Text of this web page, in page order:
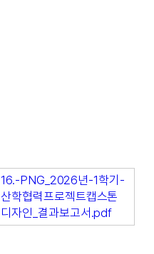
16.-PNG_2026년-1학기-
산학협력프로젝트캡스톤
디자인_결과보고서.pdf